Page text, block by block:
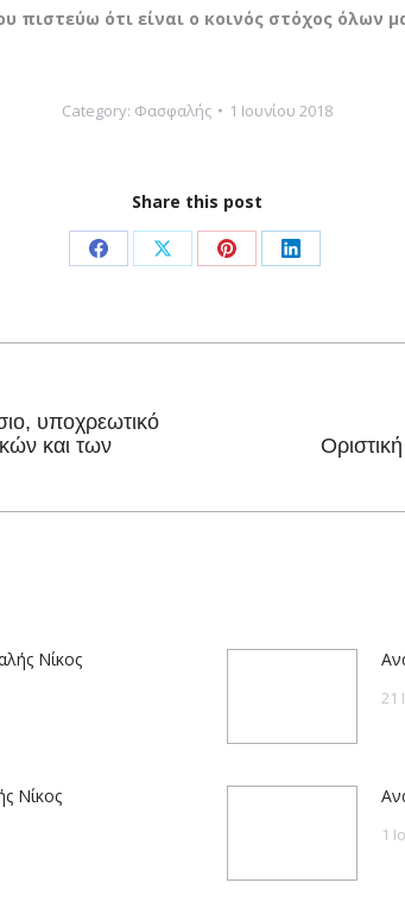
πιστεύω ότι είναι ο κοινός στόχος όλων
Category: Φασφαλής 1 Ιουνίου 2018
Share this post
Share
Facebook
Share
X
Share
Pinterest
Share
LinkedIn
υποχρεωτικό
και των
Νίκος
21
Νίκος
1